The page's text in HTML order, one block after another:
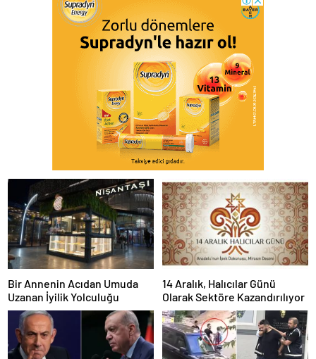
Bir Annenin Acıdan Umuda
Uzanan İyilik Yolculuğu
14 Aralık, Halıcılar Günü
Olarak Sektöre Kazandırılıyor